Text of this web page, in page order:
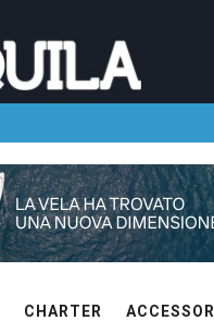
CHARTER ACCESSORI